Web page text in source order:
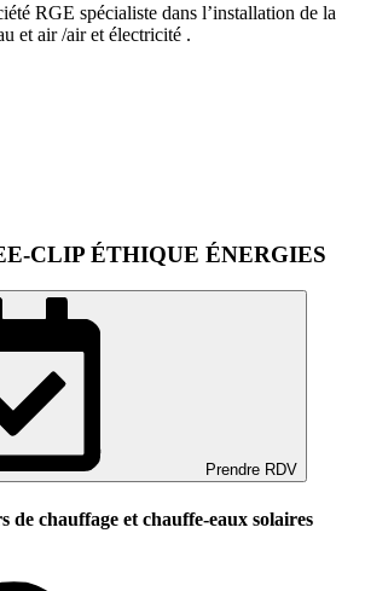
RGE spécialiste dans l’installation de la
et air /air et électricité .
CLIP ÉTHIQUE ÉNERGIES
Prendre RDV
de chauffage et chauffe-eaux solaires